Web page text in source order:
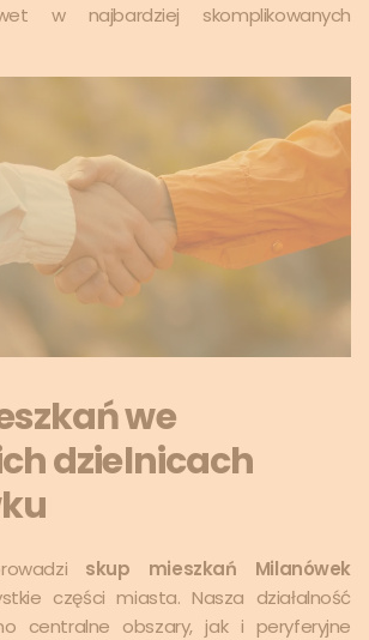
w najbardziej skomplikowanych
we
dzielnicach
skup mieszkań Milanówek
części miasta. Nasza działalność
centralne obszary, jak i peryferyjne